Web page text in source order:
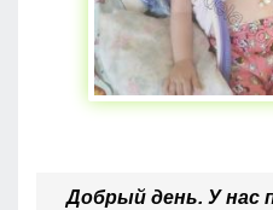
Добрый день. У